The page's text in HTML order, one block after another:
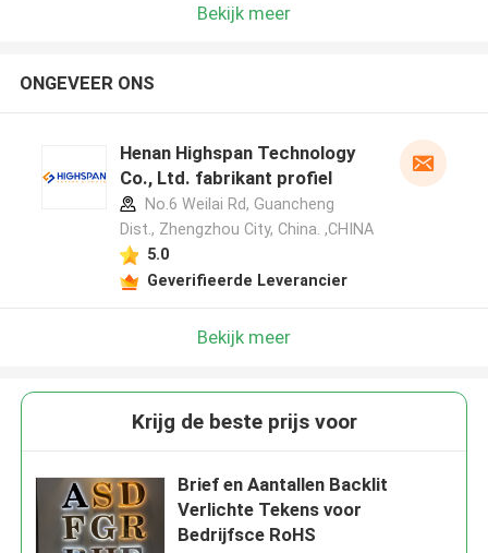
Bekijk meer
ONGEVEER ONS
Henan Highspan Technology
Co., Ltd. fabrikant profiel
No.6 Weilai Rd, Guancheng
Dist., Zhengzhou City, China. ,CHINA
5.0
Geverifieerde Leverancier
Bekijk meer
Krijg de beste prijs voor
Brief en Aantallen Backlit
Verlichte Tekens voor
Bedrijfsce RoHS